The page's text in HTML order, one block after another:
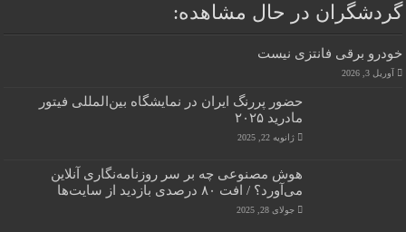
گردشگران در حال مشاهده:
خودرو برقی فانتزی نیست
آوریل 3, 2026
حضور پررنگ ایران در نمایشگاه بین‌المللی فیتور
مادرید ۲۰۲۵
ژانویه 22, 2025
هوش مصنوعی چه بر سر روزنامه‌نگاری آنلاین
می‌آورد؟ / افت ۸۰ درصدی بازدید از سایت‌ها
جولای 28, 2025